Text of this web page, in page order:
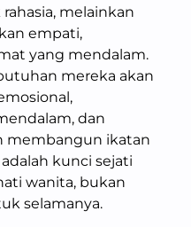
melainkan
empati,
yang mendalam.
mereka akan
dan
membangun ikatan
kunci sejati
wanita, bukan
selamanya.